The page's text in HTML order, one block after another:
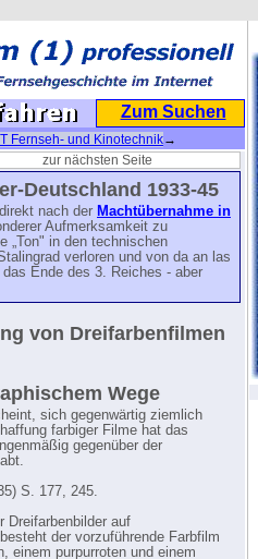
Zum Suchen
Fernseh- und Kinotechnik→
zur nächsten Seite
Deutschland 1933-45
direkt nach der Machtübernahme in
Aufmerksamkeit zu
„Ton" in den technischen
verloren und von da an las
Ende des 3. Reiches - aber
von Dreifarbenfilmen
Wege
sich gegenwärtig ziemlich
farbiger Filme hat das
gegenüber der
S. 177, 245.
Dreifarbenbilder auf
der vorzuführende Farbfilm
einem purpurroten und einem